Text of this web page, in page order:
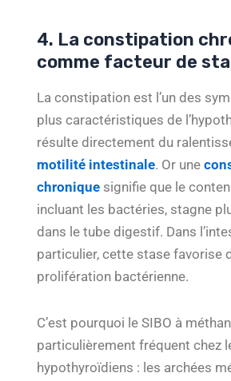
4. La constipation
comme facteur de
La constipation est l’un des
plus caractéristiques de
résulte directement du
motilité intestinale. Or une
chronique signifie que le
incluant les bactéries, stagne
dans le tube digestif. Dans
particulier, cette stase favorise
prolifération bactérienne.
C’est pourquoi le SIBO à
particulièrement fréquent chez
hypothyroïdiens : les archées